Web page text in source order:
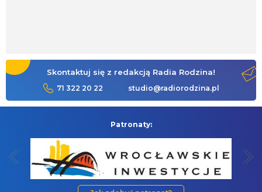
Skontaktuj się z redakcją Radia Rodzina!
71 322 20 22 studio@radiorodzina.pl
Patronaty: